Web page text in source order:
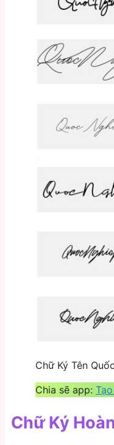
Chữ Ký Tên
Chia sẽ app:
Chữ Ký